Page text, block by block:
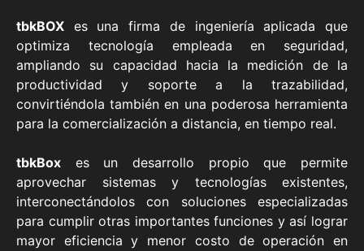
tbkBOX es una firma de ingeniería aplicada que
optimiza tecnología empleada en seguridad,
ampliando su capacidad hacia la medición de la
productividad y soporte a la trazabilidad,
convirtiéndola también en una poderosa herramienta
para la comercialización a distancia, en tiempo real.
tbkBox es un desarrollo propio que permite
aprovechar sistemas y tecnologías existentes,
interconectándolos con soluciones especializadas
para cumplir otras importantes funciones y así lograr
mayor eficiencia y menor costo de operación en